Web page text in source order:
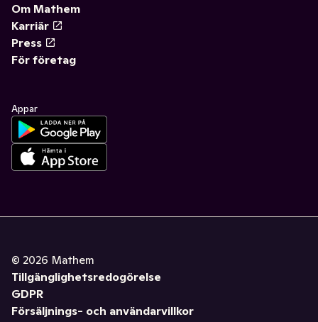
Om Mathem
Karriär
Press
För företag
Appar
© 2026 Mathem
Tillgänglighetsredogörelse
GDPR
Försäljnings- och användarvillkor